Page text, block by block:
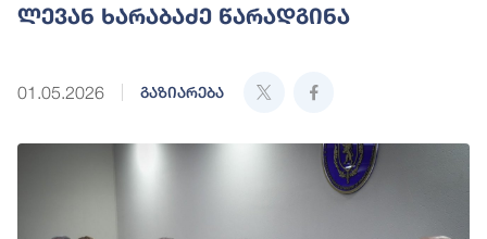
ლევან ხარაბაძე წარადგინა
01.05.2026 გაზიარება